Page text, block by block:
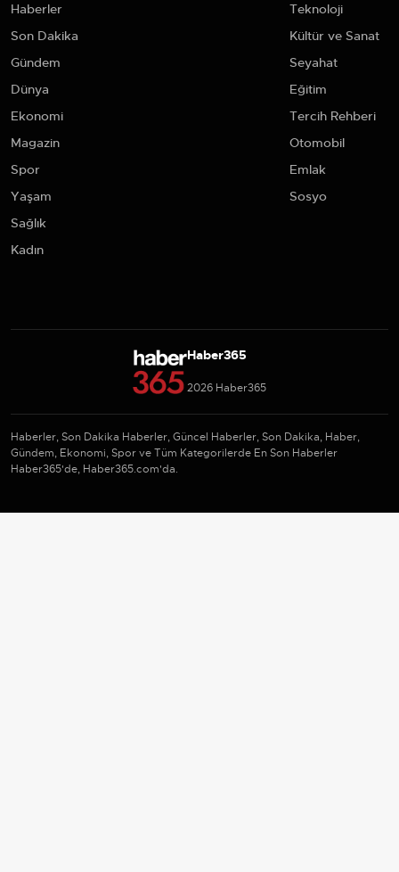
Haberler
Son Dakika
Gündem
Dünya
Ekonomi
Magazin
Spor
Yaşam
Sağlık
Kadın
Teknoloji
Kültür ve Sanat
Seyahat
Eğitim
Tercih Rehberi
Otomobil
Emlak
Sosyo
Haber365
2026 Haber365
Haberler, Son Dakika Haberler, Güncel Haberler, Son Dakika, Haber,
Gündem, Ekonomi, Spor ve Tüm Kategorilerde En Son Haberler
Haber365'de, Haber365.com'da.